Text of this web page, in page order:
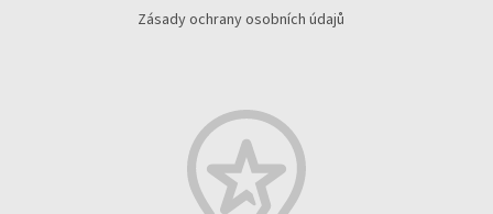
Zásady ochrany osobních údajů